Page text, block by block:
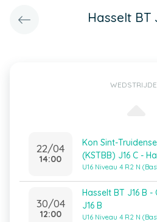
Hasselt BT
22/04
14:00
Kon Sint-
(KSTBB) J16 C -
U16 Niveau 4 R2 N
30/04
12:00
Hasselt BT J16 B -
J16 B
U16 Niveau 4 R2 N